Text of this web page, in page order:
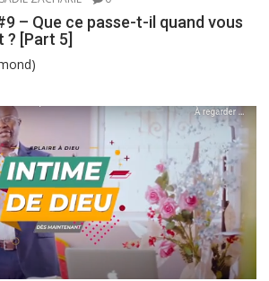
– Que ce passe-t-il quand vous
[Part 5]